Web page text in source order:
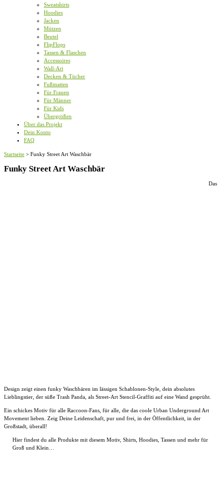
Sweatshirts
Hoodies
Jacken
Mützen
Beutel
FlipFlops
Tassen & Flaschen
Accessoires
Wall-Art
Decken & Tücher
Fußmatten
Für Frauen
Für Männer
Für Kids
Übergrößen
Über das Projekt
Dein Konto
FAQ
Startseite > Funky Street Art Waschbär
Funky Street Art Waschbär
Das
Design zeigt einen funky Waschbären im lässigen Schablonen-Style, dein absolutes
Lieblingstier, der süße Trash Panda, als Street-Art Stencil-Graffiti auf eine Wand gesprüht.
Ein schickes Motiv für alle Raccoon-Fans, für alle, die das coole Urban Underground Art
Movement lieben. Zeig Deine Leidenschaft, pur und frei, in der Öffentlichkeit, in der
Großstadt, überall!
Hier findest du alle Produkte mit diesem Motiv, Shirts, Hoodies, Tassen und mehr für
Groß und Klein…